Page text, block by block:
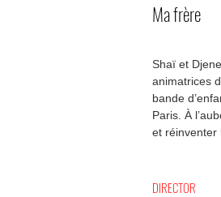
Ma frère
Shaï et
animatrices
bande
Paris. À
et réinventer
DIRECTOR